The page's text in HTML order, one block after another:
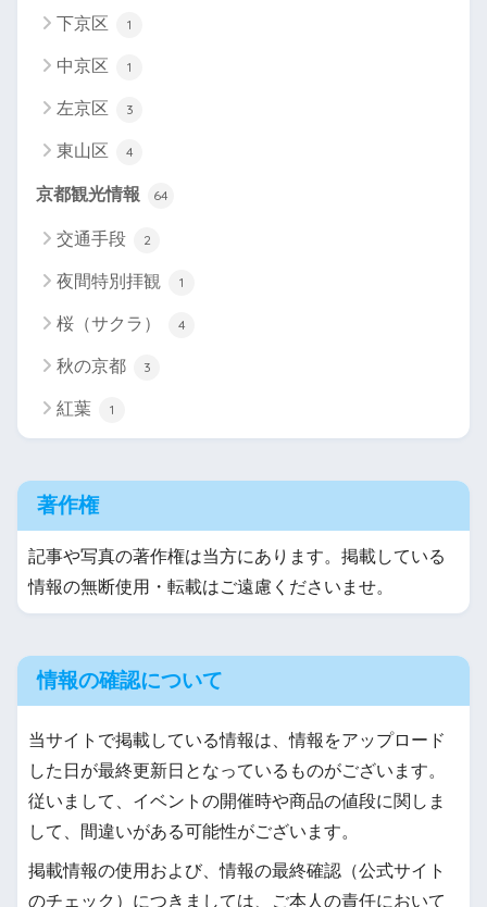
下京区 1
中京区 1
左京区 3
東山区 4
京都観光情報 64
交通手段 2
夜間特別拝観 1
桜（サクラ） 4
秋の京都 3
紅葉 1
著作権
記事や写真の著作権は当方にあります。掲載している
情報の無断使用・転載はご遠慮くださいませ。
情報の確認について
当サイトで掲載している情報は、情報をアップロード
した日が最終更新日となっているものがございます。
従いまして、イベントの開催時や商品の値段に関しま
して、間違いがある可能性がございます。
掲載情報の使用および、情報の最終確認（公式サイト
のチェック）につきましては、ご本人の責任において